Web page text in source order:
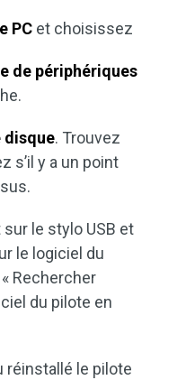
PC et choisissez
de périphériques
disque. Trouvez
s’il y a un point
le stylo USB et
le logiciel du
Rechercher
du pilote en
réinstallé le pilote